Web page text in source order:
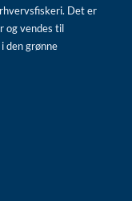
Det er
og vendes til
den grønne